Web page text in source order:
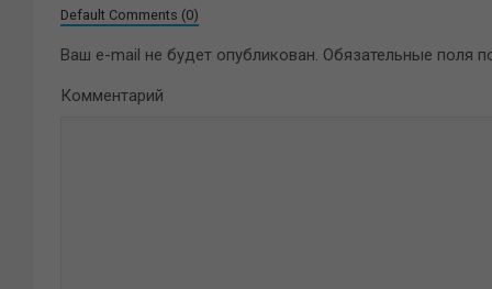
Default Comments (0)
Ваш e-mail не будет опубликован. Обязательные поля
Комментарий